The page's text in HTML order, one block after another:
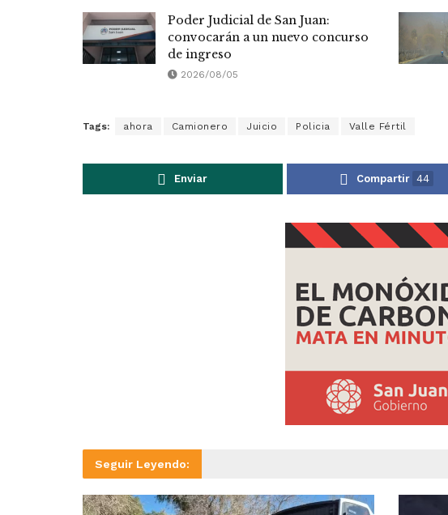
Poder Judicial de San Juan:
convocarán a un nuevo concurso
de ingreso
2026/08/05
Tags: ahora Camionero Juicio Policia Valle Fértil
Enviar Compartir 44
Seguir Leyendo: